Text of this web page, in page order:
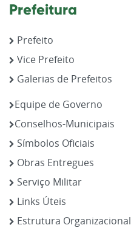
Prefeitura
Prefeito
Vice Prefeito
Galerias de Prefeitos
Equipe de Governo
Conselhos-Municipais
Símbolos Oficiais
Obras Entregues
Serviço Militar
Links Úteis
Estrutura Organizacional